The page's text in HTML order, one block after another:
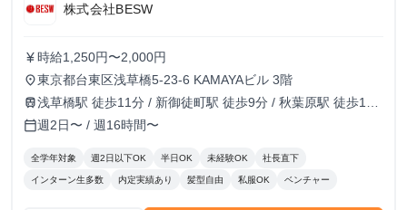
株式会社BESW
currency_yen 時給1,250円〜2,000円
place東京都台東区浅草橋5-23-6 KAMAYAビル 3階
train浅草橋駅 徒歩11分 / 新御徒町駅 徒歩9分 / 秋葉原駅 徒歩13
分
calendar_today週2日〜 / 週16時間〜
全学年対象 週2日以下OK 半日OK 未経験OK 社長直下
インターン生多数 内定実績あり 髪型自由 私服OK ベンチャー